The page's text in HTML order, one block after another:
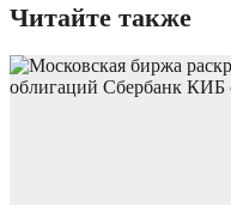
Читайте также